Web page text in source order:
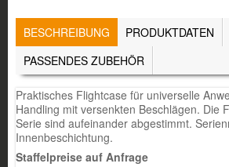
TABS
BESCHREIBUNG (AKTIVER
REITER)
PRODUKTDATEN
PASSENDES ZUBEHÖR
Praktisches Flightcase für universelle
Handling mit versenkten Beschlägen. Die
Serie sind aufeinander abgestimmt.
Innenbeschichtung.
Staffelpreise auf Anfrage